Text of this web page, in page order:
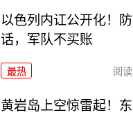
以色列内讧公开化！
话，军队不买账
最热 阅读
黄岩岛上空惊雷起！